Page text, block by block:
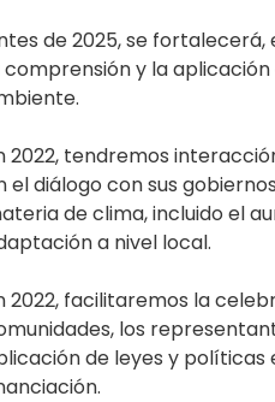
de 2025, se
comprensión y la
2022, tendremos
el diálogo con sus
de clima, incluido el
a nivel local.
2022, facilitaremos la
los
de leyes y políticas